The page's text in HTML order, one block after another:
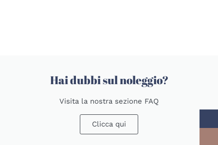
Hai dubbi sul noleggio?
Visita la nostra sezione FAQ
Clicca qui